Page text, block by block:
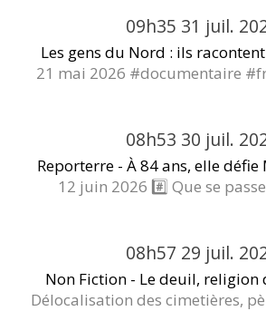
09h35 31 juil.
Les gens du Nord : ils
21 mai 2026 #documentaire
08h53 30 juil.
Reporterre - À 84 ans, elle défie
12 juin 2026 #️⃣ Que se
08h57 29 juil.
Non Fiction - Le deuil, religion
Délocalisation des cimetières,